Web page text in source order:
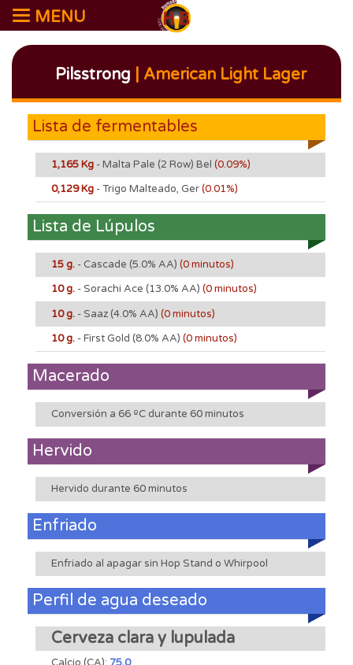
MENU
Pilsstrong | American Light Lager
Lista de fermentables
1,165 Kg - Malta Pale (2 Row) Bel (0.09%)
0,129 Kg - Trigo Malteado, Ger(0.01%)
Lista de Lúpulos
15 g. - Cascade (5.0% AA) (0 minutos)
10 g. - Sorachi Ace (13.0% AA) (0 minutos)
10 g. - Saaz (4.0% AA) (0 minutos)
10 g. - First Gold (8.0% AA) (0 minutos)
Macerado
Conversión a 66 ºC durante 60 minutos
Hervido
Hervido durante 60 minutos
Enfriado
Enfriado al apagar sin Hop Stand o Whirpool
Perfil de agua deseado
Cerveza clara y lupulada
Calcio (CA): 75.0